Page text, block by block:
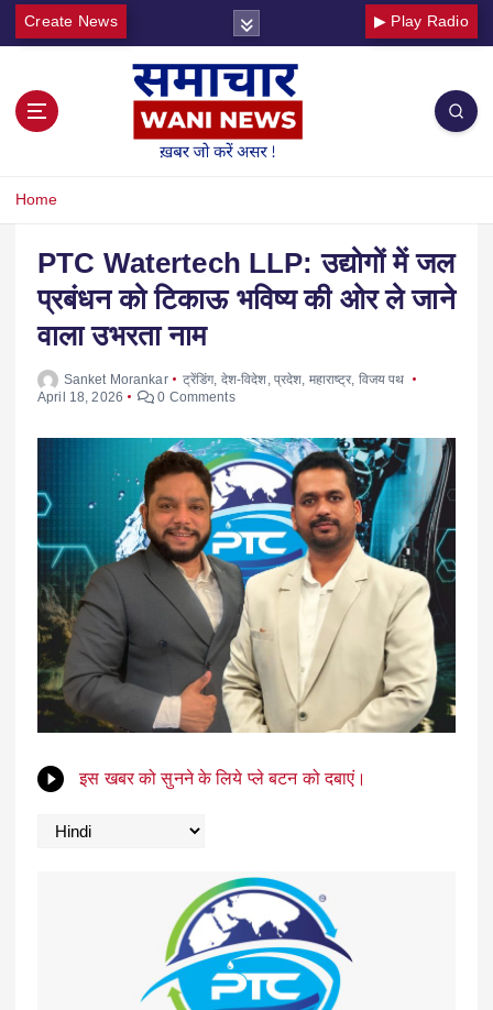
Create News ▶ Play Radio
Home
PTC Watertech LLP: उद्योगों में जल
प्रबंधन को टिकाऊ भविष्य की ओर ले जाने
वाला उभरता नाम
Sanket Morankar ट्रेंडिंग, देश-विदेश प्रदेश महाराष्ट्र, विजय पथ
April 18, 2026
0 Comments
इस खबर को सुनने के लिये प्ले बटन को दबाएं।